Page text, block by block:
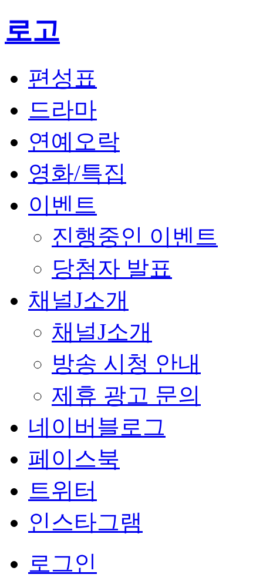
로고
편성표
드라마
연예오락
영화/특집
이벤트
진행중인 이벤트
당첨자 발표
채널J소개
채널J소개
방송 시청 안내
제휴 광고 문의
네이버블로그
페이스북
트위터
인스타그램
로그인